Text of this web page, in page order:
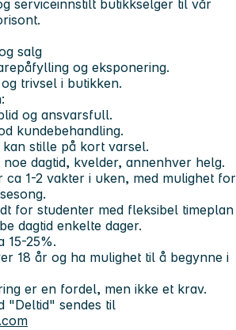
serviceinnstilt butikkselger til vår
salg
og eksponering.
trivsel i butikken.
og ansvarsfull.
kundebehandling.
stille på kort varsel.
dagtid, kvelder, annenhver helg.
1-2 vakter i uken, med mulighet for
for studenter med fleksibel timeplan
dagtid enkelte dager.
15-25%.
18 år og ha mulighet til å begynne i
er en fordel, men ikke et krav.
"Deltid" sendes til